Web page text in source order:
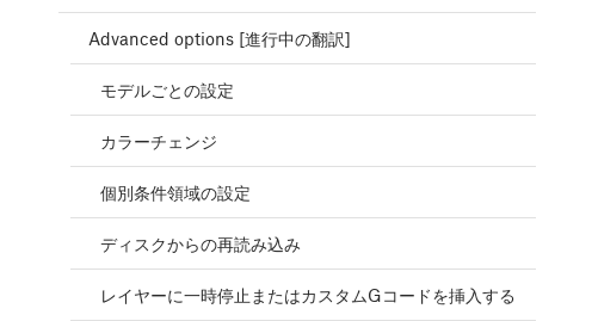
Advanced options [進行中の翻訳]
モデルごとの設定
カラーチェンジ
個別条件領域の設定
ディスクからの再読み込み
レイヤーに一時停止またはカスタムGコードを挿入する